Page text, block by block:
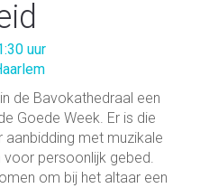
uur
de Bavokathedraal een
Goede Week. Er is die
met muzikale
voor persoonlijk gebed.
om bij het altaar een